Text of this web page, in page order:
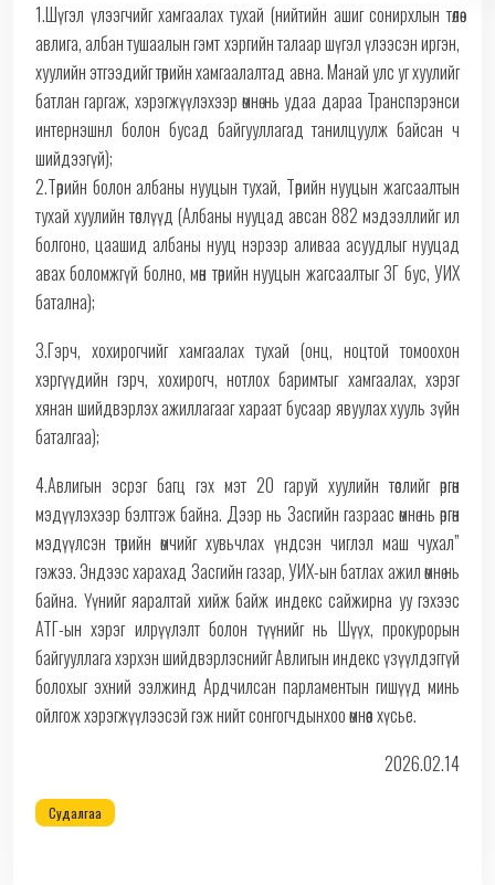
1.Шүгэл үлээгчийг хамгаалах тухай (нийтийн ашиг сонирхлын төлөө
авлига, албан тушаалын гэмт хэргийн талаар шүгэл үлээсэн иргэн,
хуулийн этгээдийг төрийн хамгаалалтад авна. Манай улс уг хуулийг
батлан гаргаж, хэрэгжүүлэхээр өмнө нь удаа дараа Транспэрэнси
интернэшнл болон бусад байгууллагад танилцуулж байсан ч
шийдээгүй);
2.Төрийн болон албаны нууцын тухай, Төрийн нууцын жагсаалтын
тухай хуулийн төслүүд (Албаны нууцад авсан 882 мэдээллийг ил
болгоно, цаашид албаны нууц нэрээр аливаа асуудлыг нууцад
авах боломжгүй болно, мөн төрийн нууцын жагсаалтыг ЗГ бус, УИХ
батална);
3.Гэрч, хохирогчийг хамгаалах тухай (онц, ноцтой томоохон
хэргүүдийн гэрч, хохирогч, нотлох баримтыг хамгаалах, хэрэг
хянан шийдвэрлэх ажиллагааг хараат бусаар явуулах хууль зүйн
баталгаа);
4.Авлигын эсрэг багц гэх мэт 20 гаруй хуулийн төслийг өргөн
мэдүүлэхээр бэлтгэж байна. Дээр нь Засгийн газраас өмнө нь өргөн
мэдүүлсэн төрийн өмчийг хувьчлах үндсэн чиглэл маш чухал”
гэжээ. Эндээс харахад Засгийн газар, УИХ-ын батлах ажил өмнө нь
байна. Үүнийг яаралтай хийж байж индекс сайжирна уу гэхээс
АТГ-ын хэрэг илрүүлэлт болон түүнийг нь Шүүх, прокурорын
байгууллага хэрхэн шийдвэрлэснийг Авлигын индекс үзүүлдэггүй
болохыг эхний ээлжинд Ардчилсан парламентын гишүүд минь
ойлгож хэрэгжүүлээсэй гэж нийт сонгогчдынхоо өмнөөс хүсье.
2026.02.14
Судалгаа